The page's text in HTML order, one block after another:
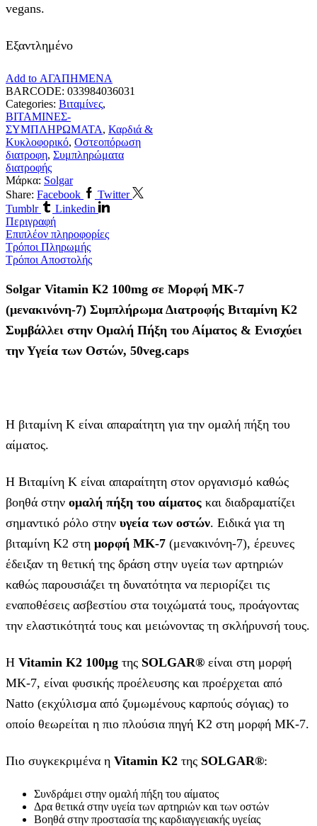
vegans.
Εξαντλημένο
Add to ΑΓΑΠΗΜΕΝΑ
BARCODE: 033984036031
Categories: Βιταμίνες,
ΒΙΤΑΜΙΝΕΣ-
ΣΥΜΠΛΗΡΩΜΑΤΑ, Καρδιά &
Κυκλοφορικό, Οστεοπόρωση
διατροφη, Συμπληρώματα
διατροφής
Μάρκα: Solgar
Share: Facebook
Twitter
Tumblr
Linkedin
Περιγραφή
Επιπλέον πληροφορίες
Τρόποι Πληρωμής
Τρόποι Αποστολής
Solgar Vitamin K2 100mg σε Μορφή ΜΚ-7
(μενακινόνη-7) Συμπλήρωμα Διατροφής Βιταμίνη Κ2
Συμβάλλει στην Ομαλή Πήξη του Αίματος & Ενισχύει
την Υγεία των Οστών, 50veg.caps
Η βιταμίνη Κ είναι απαραίτητη για την ομαλή πήξη του
αίματος.
Η Βιταμίνη Κ είναι απαραίτητη στον οργανισμό καθώς
βοηθά στην ομαλή πήξη του αίματος και διαδραματίζει
σημαντικό ρόλο στην υγεία των οστών. Ειδικά για τη
βιταμίνη Κ2 στη μορφή ΜΚ-7 (μενακινόνη-7), έρευνες
έδειξαν τη θετική της δράση στην υγεία των αρτηριών
καθώς παρουσιάζει τη δυνατότητα να περιορίζει τις
εναποθέσεις ασβεστίου στα τοιχώματά τους, προάγοντας
την ελαστικότητά τους και μειώνοντας τη σκλήρυνσή τους.
Η Vitamin K2 100μg της SOLGAR® είναι στη μορφή
ΜΚ-7, είναι φυσικής προέλευσης και προέρχεται από
Natto (εκχύλισμα από ζυμωμένους καρπούς σόγιας) το
οποίο θεωρείται η πιο πλούσια πηγή Κ2 στη μορφή ΜΚ-7.
Πιο συγκεκριμένα η Vitamin K2 της SOLGAR®:
Συνδράμει στην ομαλή πήξη του αίματος
Δρα θετικά στην υγεία των αρτηριών και των οστών
Βοηθά στην προστασία της καρδιαγγειακής υγείας